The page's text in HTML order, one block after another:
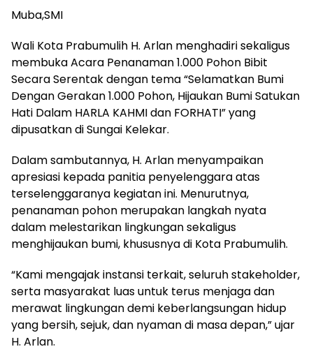
Muba,SMI
Wali Kota Prabumulih H. Arlan menghadiri sekaligus
membuka Acara Penanaman 1.000 Pohon Bibit
Secara Serentak dengan tema “Selamatkan Bumi
Dengan Gerakan 1.000 Pohon, Hijaukan Bumi Satukan
Hati Dalam HARLA KAHMI dan FORHATI” yang
dipusatkan di Sungai Kelekar.
Dalam sambutannya, H. Arlan menyampaikan
apresiasi kepada panitia penyelenggara atas
terselenggaranya kegiatan ini. Menurutnya,
penanaman pohon merupakan langkah nyata
dalam melestarikan lingkungan sekaligus
menghijaukan bumi, khususnya di Kota Prabumulih.
“Kami mengajak instansi terkait, seluruh stakeholder,
serta masyarakat luas untuk terus menjaga dan
merawat lingkungan demi keberlangsungan hidup
yang bersih, sejuk, dan nyaman di masa depan,” ujar
H. Arlan.